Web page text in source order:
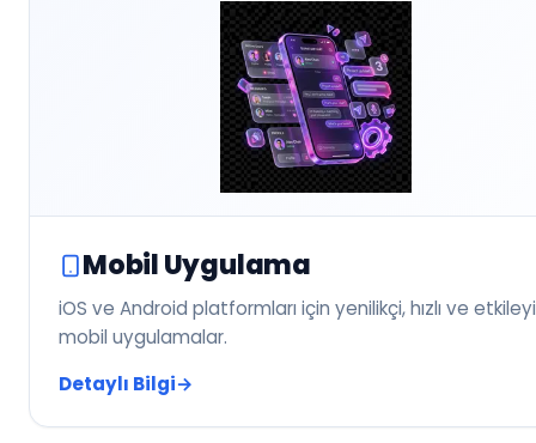
Mobil Uygulama
iOS ve Android platformları için yenilikçi, hızlı ve
mobil uygulamalar.
Detaylı Bilgi→